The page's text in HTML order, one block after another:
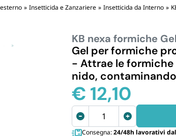
STOVIGLIE MONOUSO
PLASTICA
Bicchieri plastica e kristal
usa e getta
» Insetticida e Zanzariere » Insetticida da Interno »
KB nexa formiche
Gel per formiche
- Attrae le formiche
nido,
€ 12,10
KB
nexa
Consegna:24/48h lavorativi